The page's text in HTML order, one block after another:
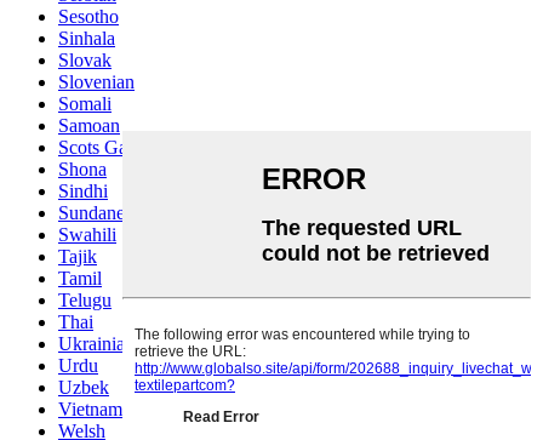
Sesotho
Sinhala
Slovak
Slovenian
Somali
Samoan
Scots Gaelic
Shona
Sindhi
Sundanese
Swahili
Tajik
Tamil
Telugu
Thai
Ukrainian
Urdu
Uzbek
Vietnamese
Welsh